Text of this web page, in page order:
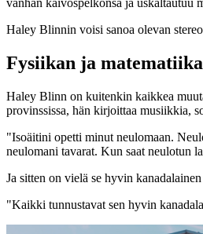
Haley Blinnin voisi sanoa olevan
Fysiikan ja
Haley Blinn on kuitenkin kaikkea
provinssissa, hän kirjoittaa musiikkia,
"Isoäitini opetti minut neulomaan.
neulomani tavarat. Kun saat neulotun
Ja sitten on vielä se hyvin
"Kaikki tunnustavat sen hyvin